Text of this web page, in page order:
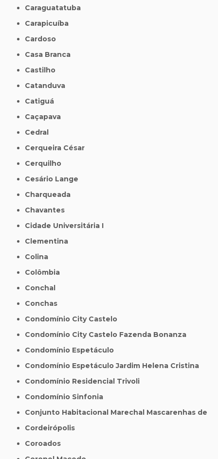
Caraguatatuba
Carapicuíba
Cardoso
Casa Branca
Castilho
Catanduva
Catiguá
Caçapava
Cedral
Cerqueira César
Cerquilho
Cesário Lange
Charqueada
Chavantes
Cidade Universitária I
Clementina
Colina
Colômbia
Conchal
Conchas
Condomínio City Castelo
Condomínio City Castelo Fazenda Bonanza
Condomínio Espetáculo
Condomínio Espetáculo Jardim Helena Cristina
Condomínio Residencial Trivoli
Condomínio Sinfonia
Conjunto Habitacional Marechal Mascarenhas de
Cordeirópolis
Coroados